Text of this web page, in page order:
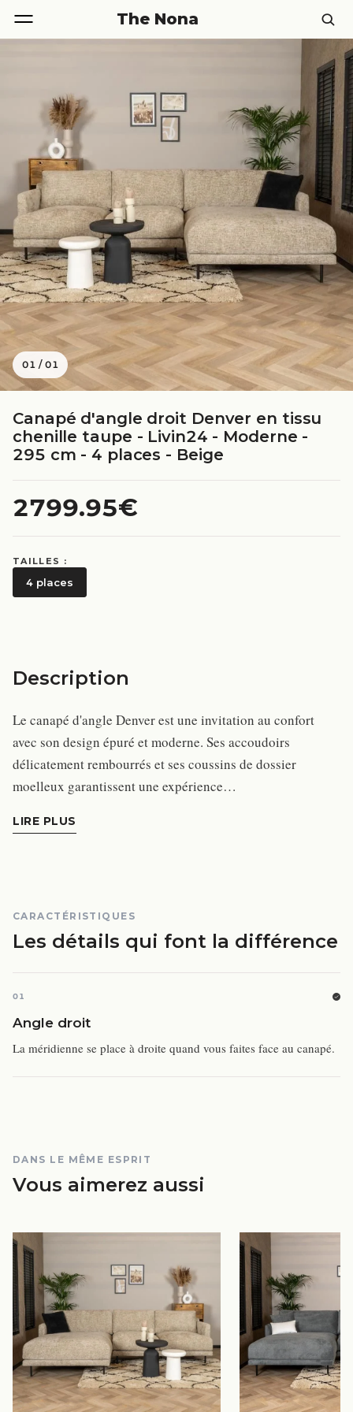
The Nona
01 /01
Canapé d'angle droit Denver en tissu
chenille taupe - Livin24 - Moderne -
295 cm - 4 places - Beige
2799.95€
TAILLES :
4 places
Description
Le canapé d'angle Denver est une invitation au confort
avec son design épuré et moderne. Ses accoudoirs
délicatement rembourrés et ses coussins de dossier
moelleux garantissent une expérience…
LIRE PLUS
CARACTÉRISTIQUES
Les détails qui font la différence
01
Angle droit
La méridienne se place à droite quand vous faites face au canapé.
DANS LE MÊME ESPRIT
Vous aimerez aussi